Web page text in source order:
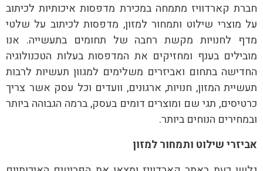
חברת קארדוויז מתמחה במכירת מדפסות איכותיות לכיתוב
על מוצרי שילוט ותמחור למזון, מדפסות לכיתוב על שלטי
מדף לחנויות מקשת רחבה של תחומים בתעשייה. אנו
מובילים בענף ומחזיקים את המדפסות בעלות הטכנולוגיה
החדישה בתחום ואביזרים משלימים למגוון תעשיות לרבות
תעשיית המזון, חנויות, ארגונים, וועדים וכל עסק אשר צריך
כרטיסים, תגי שם ומוצרים דומים בעסק, ברמה הגבוהה ביותר
ובמחירים הנוחים ביותר.
אביזרי שילוט ותמחור למזון